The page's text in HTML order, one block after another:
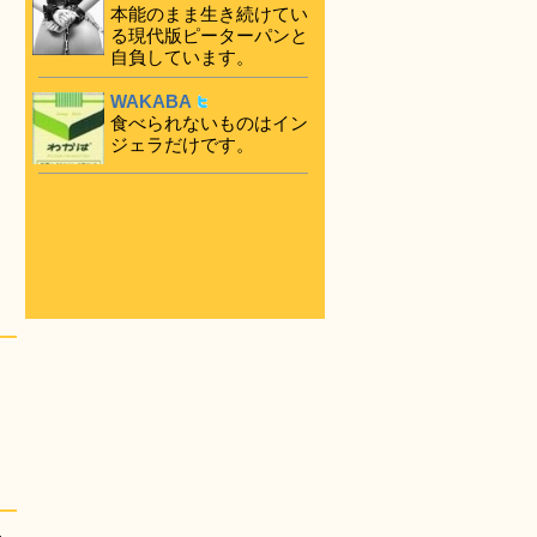
本能のまま生き続けてい
る現代版ピーターパンと
自負しています。
WAKABA
食べられないものはイン
ジェラだけです。